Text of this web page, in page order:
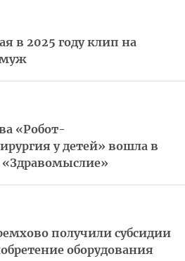
в 2025 году клип на
«Робот-
у детей» вошла в
получили субсидии
оборудования